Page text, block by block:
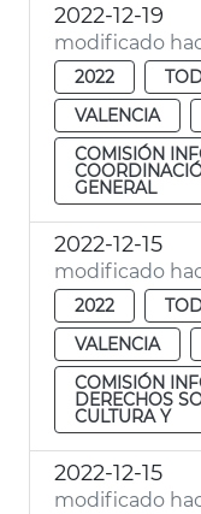
2022-12-19
modificado
2022
VALENCIA
COMISIÓN
GENERAL
2022-12-15
modificado
2022
VALENCIA
COMISIÓN
DERECHOS
CULTURA Y
2022-12-15
modificado